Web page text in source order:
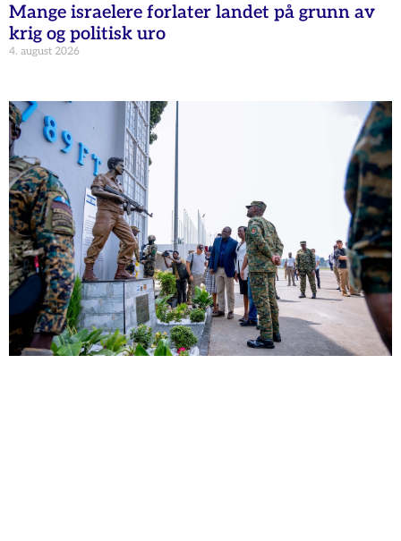
Mange israelere forlater landet på grunn av
krig og politisk uro
4. august 2026